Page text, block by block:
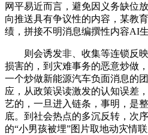
网平易近而言，避免因义务缺位
向推送具有争议性的内容，某教
绩，拼接不明消息编撰性内容AI
则会诱发非、收集等连锁反映
损害的，到灾难事务的恶意炒做
一个炒做新能源汽车负面消息的
应，从政策误读激发的认知误差
艺的，一旦进入链条，事明，是
底。到社会热点的多沉反转，次
的“小男孩被埋”图片取地动灾情